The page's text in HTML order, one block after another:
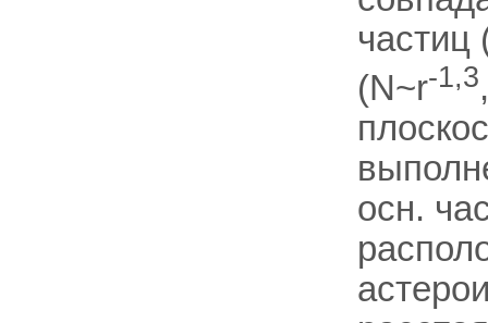
частиц
(N~r-1,3
осн.